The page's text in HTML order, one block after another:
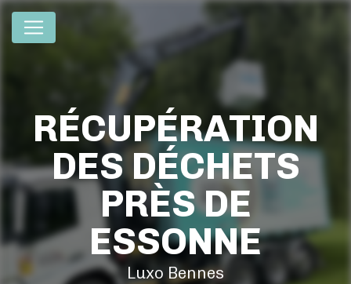
RÉCUPÉRATION
DES DÉCHETS
PRÈS DE
ESSONNE
Luxo Bennes
Panneau de gestion des cookies